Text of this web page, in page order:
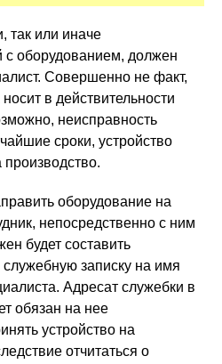
так или иначе
оборудованием, должен
Совершенно не факт,
в действительности
неисправность
сроки, устройство
производство.
оборудование на
непосредственно с ним
будет составить
записку на имя
Адресат служебки в
обязан на нее
устройство на
отчитаться о